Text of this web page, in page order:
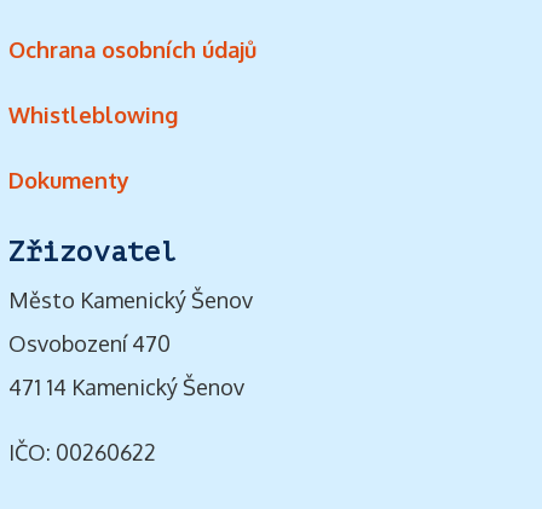
Ochrana osobních údajů
Whistleblowing
Dokumenty
Zřizovatel
Město Kamenický Šenov
Osvobození 470
471 14 Kamenický Šenov
IČO: 00260622